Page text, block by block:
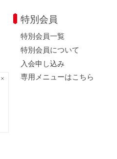
特別会員
特別会員一覧
特別会員について
入会申し込み
専用メニューはこちら